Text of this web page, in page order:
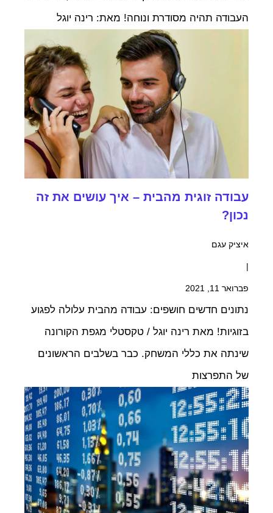
העבודה תהיה מסודרת ונוחה! מאת: רינה יוגל
עבודה זוגית מהבית – איך עושים את זה
נכון?
איציק עגם
|
פברואר 11, 2021
נתונים חדשים חושפים: עבודה מהבית עלולה לפגוע
בזוגיות! מאת רינה יוגל / טקסטלי מגפת הקורונה
שינתה את כללי המשחק. כבר בשלבים הראשונים
של התפרצות